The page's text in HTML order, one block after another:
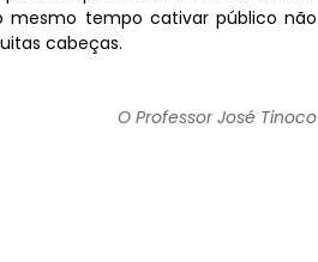
mesmo tempo cativar público não
cabeças.
O Professor José Tinoco